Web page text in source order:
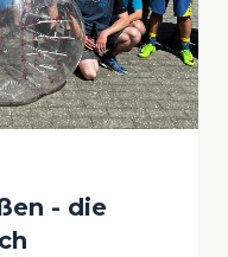
- die